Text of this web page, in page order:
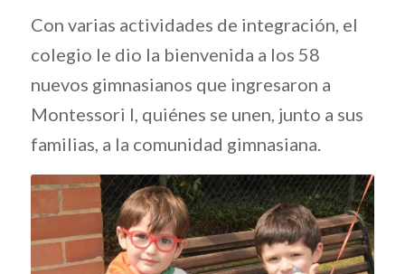
Con varias actividades de integración, el
colegio le dio la bienvenida a los 58
nuevos gimnasianos que ingresaron a
Montessori I, quiénes se unen, junto a sus
familias, a la comunidad gimnasiana.